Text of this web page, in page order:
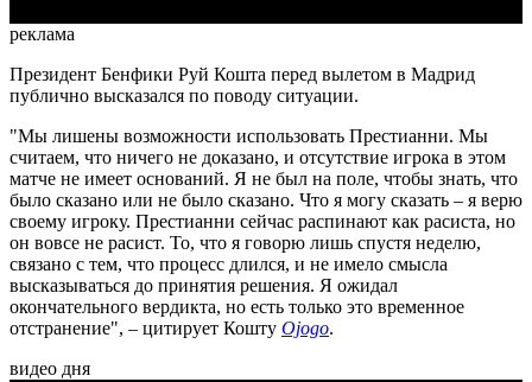
реклама
Президент Бенфики Руй Кошта перед вылетом в Мадрид
публично высказался по поводу ситуации.
"Мы лишены возможности использовать Престианни. Мы
считаем, что ничего не доказано, и отсутствие игрока в этом
матче не имеет оснований. Я не был на поле, чтобы знать, что
было сказано или не было сказано. Что я могу сказать – я верю
своему игроку. Престианни сейчас распинают как расиста, но
он вовсе не расист. То, что я говорю лишь спустя неделю,
связано с тем, что процесс длился, и не имело смысла
высказываться до принятия решения. Я ожидал
окончательного вердикта, но есть только это временное
отстранение", – цитирует Кошту Ojogo.
видео дня